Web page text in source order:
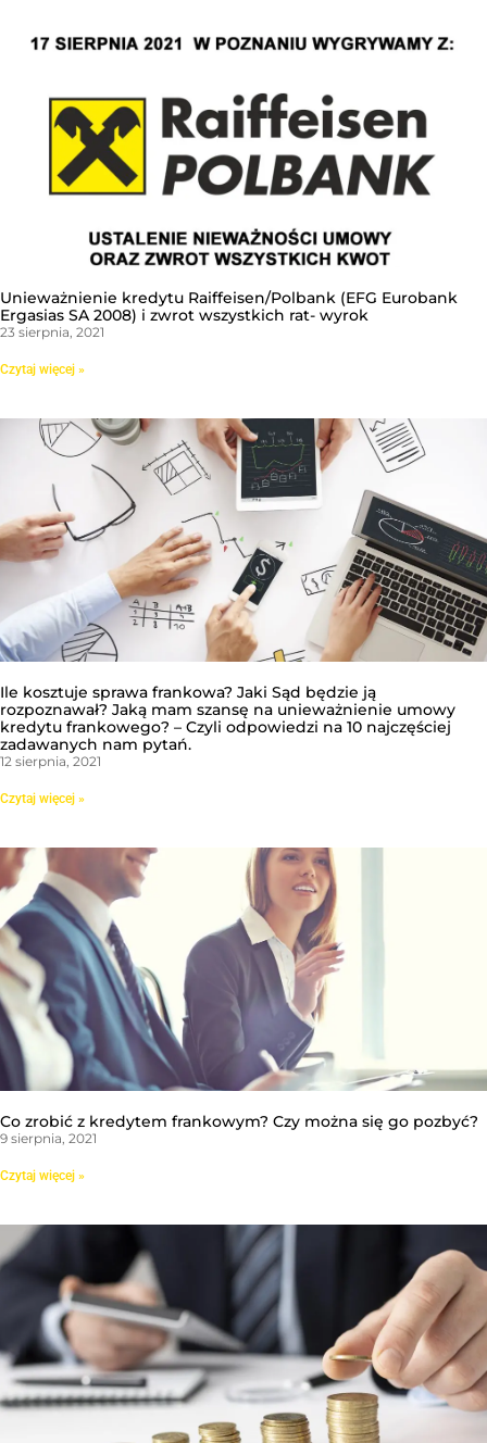
Unieważnienie kredytu Raiffeisen/Polbank (EFG Eurobank
Ergasias SA 2008) i zwrot wszystkich rat- wyrok
23 sierpnia, 2021
Czytaj więcej »
Ile kosztuje sprawa frankowa? Jaki Sąd będzie ją
rozpoznawał? Jaką mam szansę na unieważnienie umowy
kredytu frankowego? – Czyli odpowiedzi na 10 najczęściej
zadawanych nam pytań.
12 sierpnia, 2021
Czytaj więcej »
Co zrobić z kredytem frankowym? Czy można się go pozbyć?
9 sierpnia, 2021
Czytaj więcej »